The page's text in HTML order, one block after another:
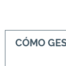
CÓMO